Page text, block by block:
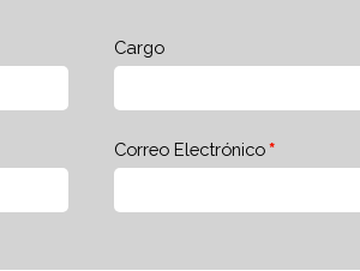
Cargo
Correo Electrónico